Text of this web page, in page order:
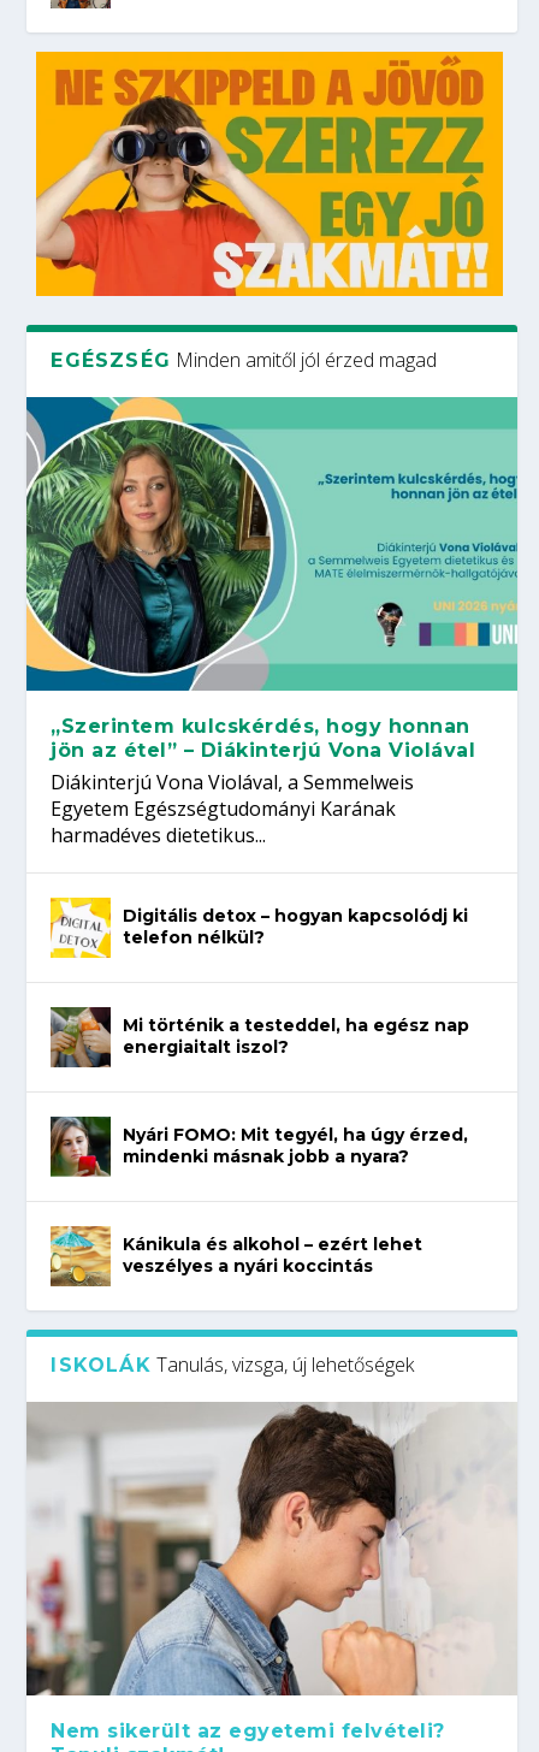
EGÉSZSÉG Minden amitől jól érzed magad
„Szerintem kulcskérdés, hogy honnan
jön az étel” – Diákinterjú Vona Violával
Diákinterjú Vona Violával, a Semmelweis
Egyetem Egészségtudományi Karának
harmadéves dietetikus...
Digitális detox – hogyan kapcsolódj ki
telefon nélkül?
Mi történik a testeddel, ha egész nap
energiaitalt iszol?
Nyári FOMO: Mit tegyél, ha úgy érzed,
mindenki másnak jobb a nyara?
Kánikula és alkohol – ezért lehet
veszélyes a nyári koccintás
ISKOLÁK Tanulás, vizsga, új lehetőségek
Nem sikerült az egyetemi felvételi?